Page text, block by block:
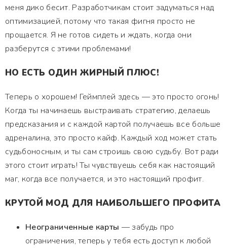
меня дико бесит. Разработчикам стоит задуматься над
оптимизацией, потому что такая фигня просто не
прощается. Я не готов сидеть и ждать, когда они
разберутся с этими проблемами!
НО ЕСТЬ ОДИН ЖИРНЫЙ ПЛЮС!
Теперь о хорошем! Геймплей здесь — это просто огонь!
Когда ты начинаешь выстраивать стратегию, делаешь
предсказания и с каждой картой получаешь все больше
адреналина, это просто кайф. Каждый ход может стать
судьбоносным, и ты сам строишь свою судьбу. Вот ради
этого стоит играть! Ты чувствуешь себя как настоящий
маг, когда все получается, и это настоящий профит.
КРУТОЙ МОД ДЛЯ НАИБОЛЬШЕГО ПРОФИТА
Неограниченные карты — забудь про
ограничения, теперь у тебя есть доступ к любой